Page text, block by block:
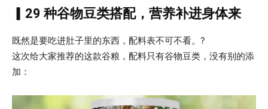
▎29 种谷物豆类搭配，营养补进身体来
既然是要吃进肚子里的东西，配料表不可不看。?
这次给大家推荐的这款谷粮，配料只有谷物豆类，没有别的添
加：